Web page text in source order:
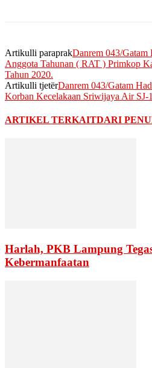
Artikulli paraprakDanrem 043/Gatam
Anggota Tahunan ( RAT ) Primkop
Tahun 2020.
Artikulli tjetërDanrem 043/Gatam
Korban Kecelakaan Sriwijaya Air SJ-
ARTIKEL TERKAITDARI
Harlah, PKB Lampung
Kebermanfaatan